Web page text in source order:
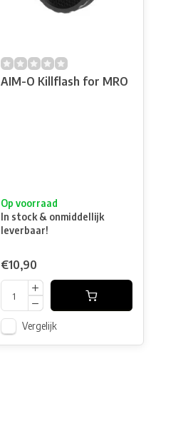
AIM-O Killflash for MRO
Op voorraad
In stock & onmiddellijk
leverbaar!
€10,90
Vergelijk